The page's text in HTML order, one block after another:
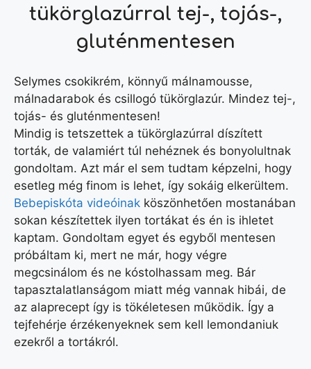
tükörglazúrral tej-, tojás-,
gluténmentesen
Selymes csokikrém, könnyű málnamousse,
málnadarabok és csillogó tükörglazúr. Mindez tej-,
tojás- és gluténmentesen!
Mindig is tetszettek a tükörglazúrral díszített
torták, de valamiért túl nehéznek és bonyolultnak
gondoltam. Azt már el sem tudtam képzelni, hogy
esetleg még finom is lehet, így sokáig elkerültem.
Bebepiskóta videóinak köszönhetően mostanában
sokan készítettek ilyen tortákat és én is ihletet
kaptam. Gondoltam egyet és egyből mentesen
próbáltam ki, mert ne már, hogy végre
megcsinálom és ne kóstolhassam meg. Bár
tapasztalatlanságom miatt még vannak hibái, de
az alaprecept így is tökéletesen működik. Így a
tejfehérje érzékenyeknek sem kell lemondaniuk
ezekről a tortákról.